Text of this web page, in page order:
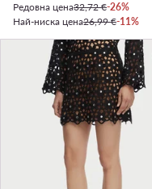
Редовна цена32,72 €-26%
Най-ниска цена26,99 €-11%